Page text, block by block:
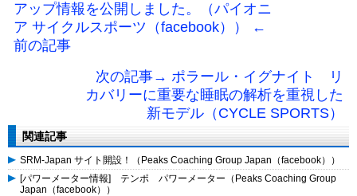
アップ情報を公開しました。（パイオニ
ア サイクルスポーツ（facebook）） ←
前の記事
次の記事→ ポラール・イグナイト リ
カバリーに重要な睡眠の解析を重視した
新モデル（CYCLE SPORTS）
関連記事
SRM-Japan サイト開設！（Peaks Coaching Group Japan（facebook））
[パワーメーター情報] テンポ パワーメーター（Peaks Coaching Group
Japan（facebook））